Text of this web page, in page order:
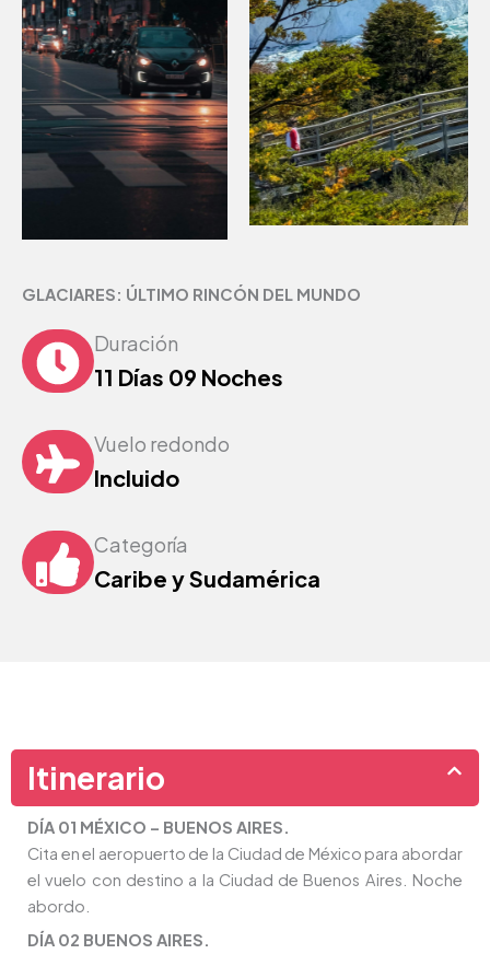
GLACIARES: ÚLTIMO RINCÓN DEL MUNDO
Duración
11 Días 09 Noches
Vuelo redondo
Incluido
Categoría
Caribe y Sudamérica
Itinerario
DÍA 01 MÉXICO – BUENOS AIRES.
Cita en el aeropuerto de la Ciudad de México para abordar
el vuelo con destino a la Ciudad de Buenos Aires. Noche
abordo.
DÍA 02 BUENOS AIRES.